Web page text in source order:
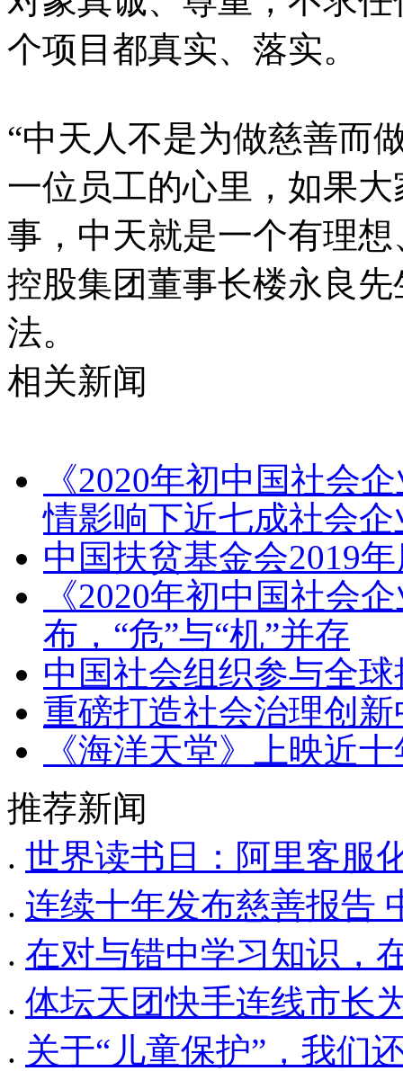
个项目都真实、落实。
“中天人不是为做慈善而
一位员工的心里，如果
事，中天就是一个有理
控股集团董事长楼永良
法。
相关新闻
《2020年初中国社会
情影响下近七成社会
中国扶贫基金会2019
《2020年初中国社会
布，“危”与“机”并存
中国社会组织参与全
重磅打造社会治理创
《海洋天堂》上映近
推荐新闻
. 世界读书日：阿里客服
. 连续十年发布慈善报告
. 在对与错中学习知识
. 体坛天团快手连线市长
. 关于“儿童保护”，我们